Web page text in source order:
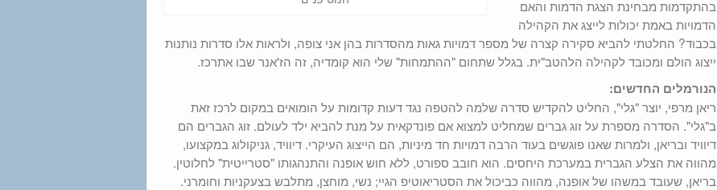
בהתקדמות מבחינת הצגת הדמות והאם
הדמויות באמת יכולות לייצג את הקהילה
בכבוד? החלטתי להביא סקירה קצרה של מספר דמויות גאות מהסדרות בהן אני צופה, ולראות אלו סדרות נותנות
ייצוג הולם ומכובד לקהילה הלהטב"ית. בגלל שתחום "ההתמחות" שלי הוא קומדיה, זה הז'אנר שבו אתרכז.
הנורמלים החדשים:
ריאן מרפי, יוצר "גלי", החליט להקדיש סדרה שלמה להטפה נגד דעות קדומות על הומואים במקום לרכז זאת
ב"גלי". הסדרה מספרת על זוג גברים שמחליט למצוא אם פונדקאית על מנת להביא ילד לעולם. זוג הגברים הם
דיוויד ובריאן, ולמרות שאנו פוגשים בעוד הרבה דמויות חד מיניות, הם הייצוג העיקרי.דיוויד, גניקולוג במקצועו,
מהווה את הצלע הגברית במערכת היחסים. הוא חובב ספורט, ללא חוש אופנה והתנהגותו "סטרייטית" לחלוטין.
בריאן, שעובד במשהו של אופנה, מהווה כביכול את הסטריאוטיפ הגיי; נשי, מוחצן, מתלבש בצעקניות וחומרני.